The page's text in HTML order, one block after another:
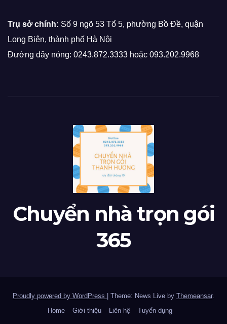
Trụ sở chính: Số 9 ngõ 53 Tổ 5, phường Bồ Đề, quận
Long Biên, thành phố Hà Nội
Đường dây nóng: 0243.872.3333 hoặc 093.202.9968
Chuyển nhà trọn gói
365
Proudly powered by WordPress Theme: News Live by Themeansar.
Home
Giới thiệu Liên hệ Tuyển dụng